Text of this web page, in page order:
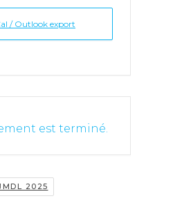
/ Outlook export
est terminé.
2025